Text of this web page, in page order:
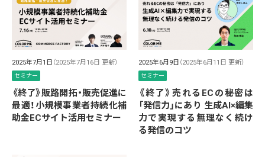
2025年7月1日 （2025年7月16日 更新）
セミナー
《終了》販路開拓・販売促進に
最適！小規模事業者持続化補
助金ECサイト活用セミナー
2025年6月9日 （2025年6月11日 更新）
セミナー
《終了》売れるECの秘密は
「発信力」にあり 生成AI×編集
力で実現する無理なく続け
る発信のコツ